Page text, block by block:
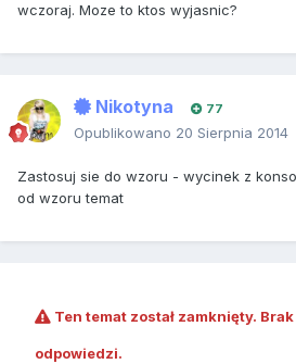
wczoraj. Moze to ktos wyjasnic?
Nikotyna 77
Opublikowano 20 Sierpnia 2014
Zastosuj sie do wzoru - wycinek z
od wzoru temat
Ten temat został zamknięty.
odpowiedzi.